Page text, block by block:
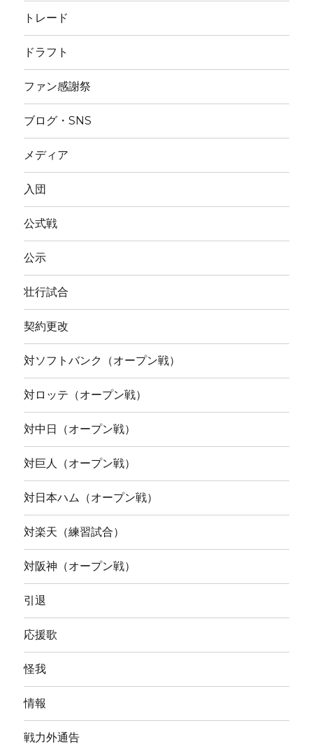
トレード
ドラフト
ファン感謝祭
ブログ・SNS
メディア
入団
公式戦
公示
壮行試合
契約更改
対ソフトバンク（オープン戦）
対ロッテ（オープン戦）
対中日（オープン戦）
対巨人（オープン戦）
対日本ハム（オープン戦）
対楽天（練習試合）
対阪神（オープン戦）
引退
応援歌
怪我
情報
戦力外通告